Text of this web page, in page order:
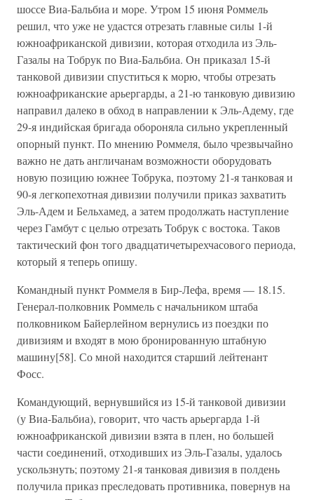
шоссе Виа-Бальбиа и море. Утром 15 июня Роммель
решил, что уже не удастся отрезать главные силы 1-й
южноафриканской дивизии, которая отходила из Эль-
Газалы на Тобрук по Виа-Бальбиа. Он приказал 15-й
танковой дивизии спуститься к морю, чтобы отрезать
южноафриканские арьергарды, а 21-ю танковую дивизию
направил далеко в обход в направлении к Эль-Адему, где
29-я индийская бригада обороняла сильно укрепленный
опорный пункт. По мнению Роммеля, было чрезвычайно
важно не дать англичанам возможности оборудовать
новую позицию южнее Тобрука, поэтому 21-я танковая и
90-я легкопехотная дивизии получили приказ захватить
Эль-Адем и Бельхамед, а затем продолжать наступление
через Гамбут с целью отрезать Тобрук с востока. Таков
тактический фон того двадцатичетырехчасового периода,
который я теперь опишу.
Командный пункт Роммеля в Бир-Лефа, время — 18.15.
Генерал-полковник Роммель с начальником штаба
полковником Байерлейном вернулись из поездки по
дивизиям и входят в мою бронированную штабную
машину[58]. Со мной находится старший лейтенант
Фосс.
Командующий, вернувшийся из 15-й танковой дивизии
(у Виа-Бальбиа), говорит, что часть арьергарда 1-й
южноафриканской дивизии взята в плен, но большей
части соединений, отходивших из Эль-Газалы, удалось
ускользнуть; поэтому 21-я танковая дивизия в полдень
получила приказ преследовать противника, повернув на